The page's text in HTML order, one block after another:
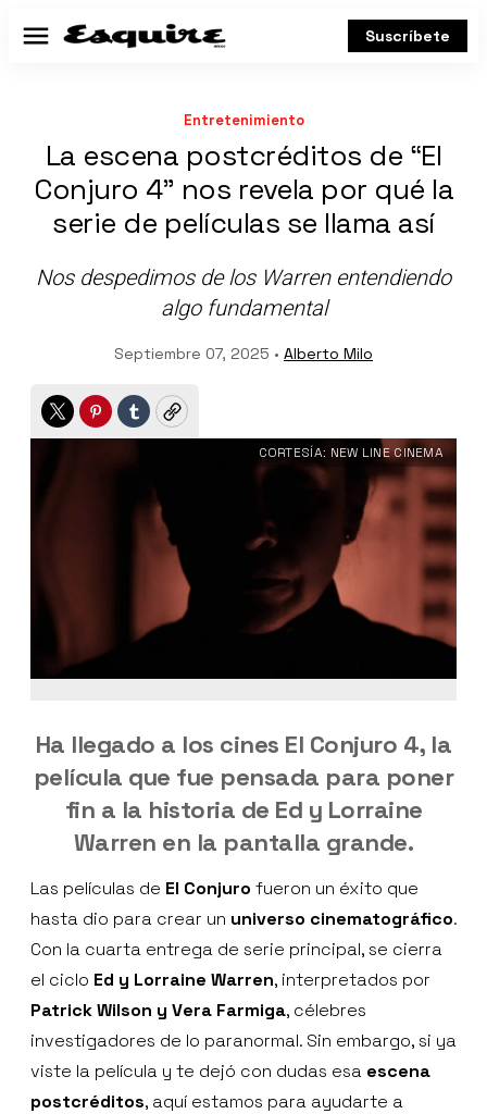
Menú Suscríbete
Entretenimiento
La escena postcréditos de “El
Conjuro 4” nos revela por qué la
serie de películas se llama así
Nos despedimos de los Warren entendiendo
algo fundamental
Septiembre 07, 2025 • Alberto Milo
TwitterPinterest
TumblrCopy
CORTESÍA: NEW LINE CINEMA
Ha llegado a los cines El Conjuro 4, la
película que fue pensada para poner
fin a la historia de Ed y Lorraine
Warren en la pantalla grande.
Las películas de El Conjuro fueron un éxito que
hasta dio para crear un universo cinematográfico.
Con la cuarta entrega de serie principal, se cierra
el ciclo Ed y Lorraine Warren, interpretados por
Patrick Wilson y Vera Farmiga, célebres
investigadores de lo paranormal. Sin embargo, si ya
viste la película y te dejó con dudas esa escena
postcréditos, aquí estamos para ayudarte a